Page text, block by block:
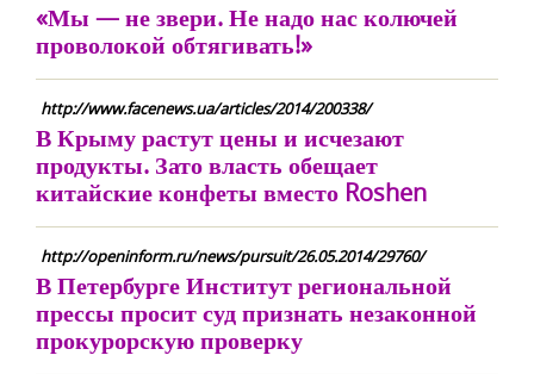
«Мы — не звери. Не надо нас колючей
проволокой обтягивать!»
http://www.facenews.ua/articles/2014/200338/
В Крыму растут цены и исчезают
продукты. Зато власть обещает
китайские конфеты вместо Roshen
http://openinform.ru/news/pursuit/26.05.2014/29760/
В Петербурге Институт региональной
прессы просит суд признать незаконной
прокурорскую проверку